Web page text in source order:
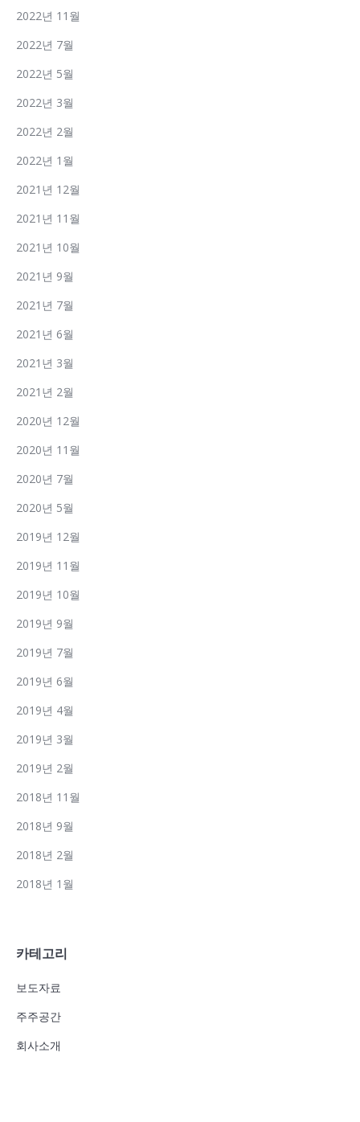
2022년 11월
2022년 7월
2022년 5월
2022년 3월
2022년 2월
2022년 1월
2021년 12월
2021년 11월
2021년 10월
2021년 9월
2021년 7월
2021년 6월
2021년 3월
2021년 2월
2020년 12월
2020년 11월
2020년 7월
2020년 5월
2019년 12월
2019년 11월
2019년 10월
2019년 9월
2019년 7월
2019년 6월
2019년 4월
2019년 3월
2019년 2월
2018년 11월
2018년 9월
2018년 2월
2018년 1월
카테고리
보도자료
주주공간
회사소개